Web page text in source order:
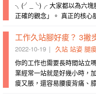
╮(╯_╰)╭ 大家都以為六塊
正確的觀念」。 真正的核心
工作久站腳好痠？ 3撇
2022-10-19 久站 站姿 腿
你的工作也需要長時間站立
業經常一站就是好幾小時，
痠又脹，還容易腰痠背痛、